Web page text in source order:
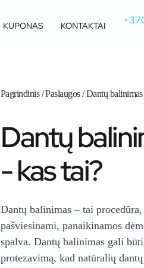
KUPONAS KONTAKTAI
Pagrindinis/Paslaugos/Dantų
Dantų
- kas tai?
Dantų balinimas – tai
pašviesinami, panaikinamos
spalva. Dantų balinimas gali
protezavimą, kad natūralių